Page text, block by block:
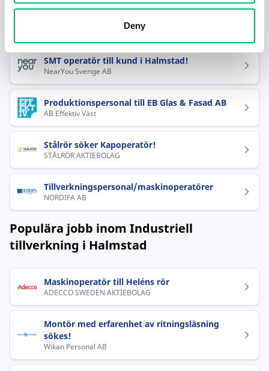
Deny
SMT operatör till kund i Halmstad!
NearYou Sverige AB
Produktionspersonal till EB Glas & Fasad AB
AB Effektiv Väst
Stålrör söker Kapoperatör!
STÅLRÖR AKTIEBOLAG
Tillverkningspersonal/maskinoperatörer
NORDIFA AB
Populära jobb inom Industriell
tillverkning i Halmstad
Maskinoperatör till Heléns rör
ADECCO SWEDEN AKTIEBOLAG
Montör med erfarenhet av ritningsläsning
sökes!
Wikan Personal AB